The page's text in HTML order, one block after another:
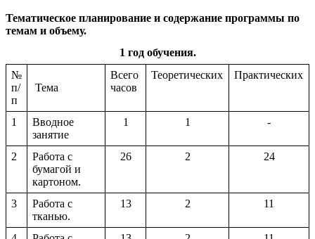
Тематическое планирование и содержание программы по
темам и объему.
1 год обучения.
№
п/
п
Тема
Всего
часов
Теоретических Практических
1
Вводное
занятие
1 1 -
2
Работа с
бумагой и
картоном.
26 2 24
3
Работа с
тканью.
13 2 11